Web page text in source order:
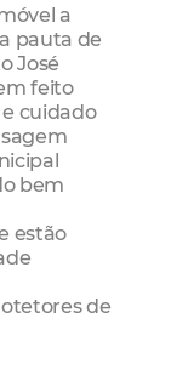
a
pauta de
José
feito
cuidado
bem
estão
de